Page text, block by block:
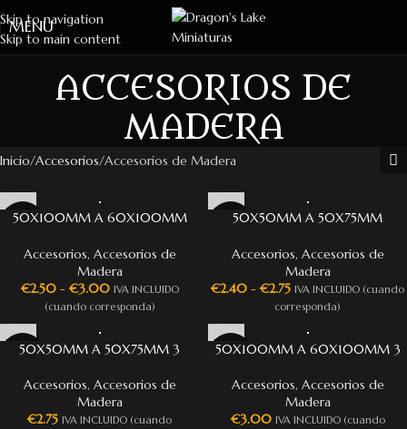
Skip to navigation
Skip to main content
MENU
ACCESORIOS DE
MADERA
Inicio Accesorios Accesorios de Madera
50X100MM A 60X100MM
TOW
Accesorios, Accesorios de
Madera
€2.50 - €3.00 IVA INCLUIDO
(cuando corresponda)
50X50MM A 50X75MM
TOW
Accesorios, Accesorios de
Madera
€2.40 - €2.75 IVA INCLUIDO (cuando
corresponda)
50X50MM A 50X75MM 3
Accesorios, Accesorios de
Madera
€2.75 IVA INCLUIDO (cuando
50X100MM A 60X100MM 3
Accesorios, Accesorios de
Madera
€3.00 IVA INCLUIDO (cuando